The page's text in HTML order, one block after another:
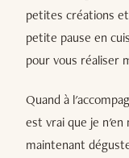
petites créations
petite pause en
pour vous réaliser
Quand à
est vrai que je
maintenant